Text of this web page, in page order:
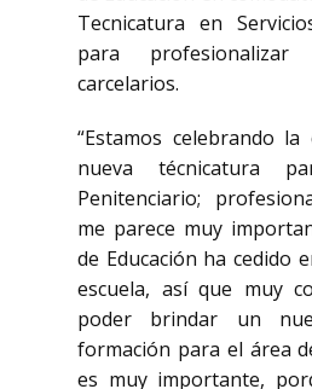
Tecnicatura en
para
carcelarios.
“Estamos celebrando
nueva técnicatura
Penitenciario;
me parece muy
de Educación ha cedido
escuela, así que muy
poder brindar un
formación para el área
es muy importante,